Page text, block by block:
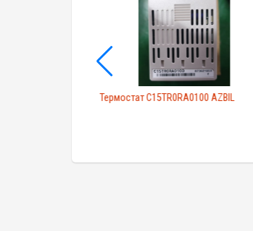
Термостат C15TR0RA0100 AZBIL